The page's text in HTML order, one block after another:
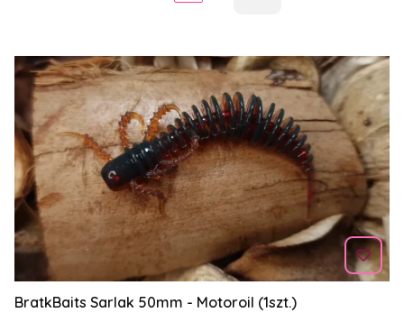
BratkBaits Sarlak 50mm - Motoroil (1szt.)